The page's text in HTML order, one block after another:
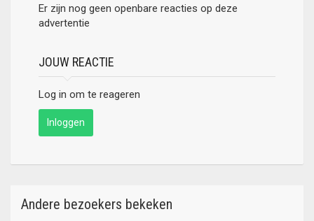
Er zijn nog geen openbare reacties op deze
advertentie
JOUW REACTIE
Log in om te reageren
Inloggen
Andere bezoekers bekeken